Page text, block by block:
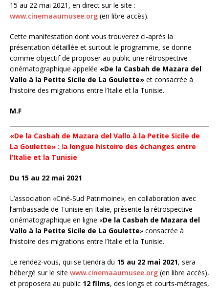
15 au 22 mai 2021, en direct sur le site :
www.cinemaaumusee.org (en libre accès).
Cette manifestation dont vous trouverez ci-après la
présentation détaillée et surtout le programme, se donne
comme objectif de proposer au public une rétrospective
cinématographique appelée «De la Casbah de Mazara del
Vallo à la Petite Sicile de La Goulette» et consacrée à
l’histoire des migrations entre l’Italie et la Tunisie.
M.F
«De la Casbah de Mazara del Vallo à la Petite Sicile de
La Goulette» : la longue histoire des échanges entre
l’Italie et la Tunisie
Du 15 au 22 mai 2021
L’association «Ciné-Sud Patrimoine», en collaboration avec
l’ambassade de Tunisie en Italie, présente la rétrospective
cinématographique en ligne «De la Casbah de Mazara del
Vallo à la Petite Sicile de La Goulette» consacrée à
l’histoire des migrations entre l’Italie et la Tunisie.
Le rendez-vous, qui se tiendra du 15 au 22 mai 2021, sera
hébergé sur le site www.cinemaaumusee.org (en libre accès),
et proposera au public 12 films, des longs et courts-métrages,